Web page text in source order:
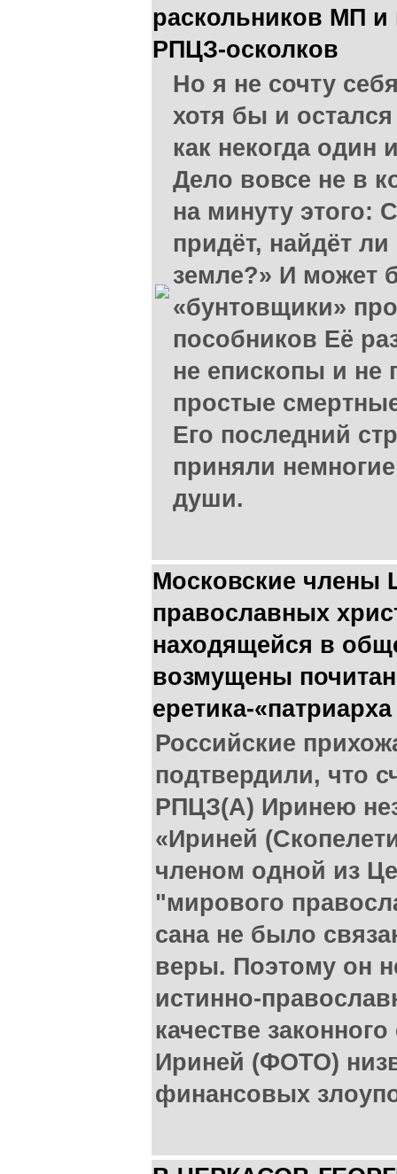
раскольников МП и
РПЦЗ-осколков
Но я не сочту
хотя бы и
как некогда один
Дело вовсе не в
на минуту этого:
придёт, найдёт
земле?» И может
«бунтовщики»
пособников Её
не епископы и не
простые
Его последний
приняли
души.
Московские члены
православных
находящейся в
возмущены
еретика-
Российские
подтвердили, что
РПЦЗ(А) Иринею
«Ириней
членом одной из
"мирового
сана не было
веры. Поэтому он
истинно-
качестве
Ириней (ФОТО)
финансовых